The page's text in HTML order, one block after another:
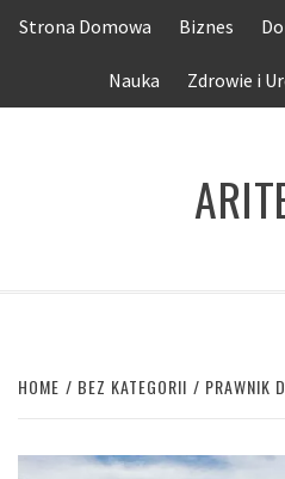
Strona Domowa Biznes
Nauka Zdrowie i
HOME BEZ KATEGORII PRAWNIK